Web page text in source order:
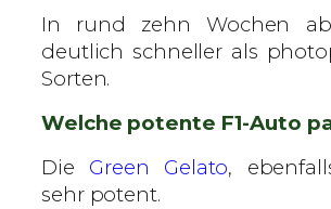
In rund zehn Wochen
deutlich schneller als
Sorten.
Welche potente F1-Auto
Die Green Gelato,
sehr potent.